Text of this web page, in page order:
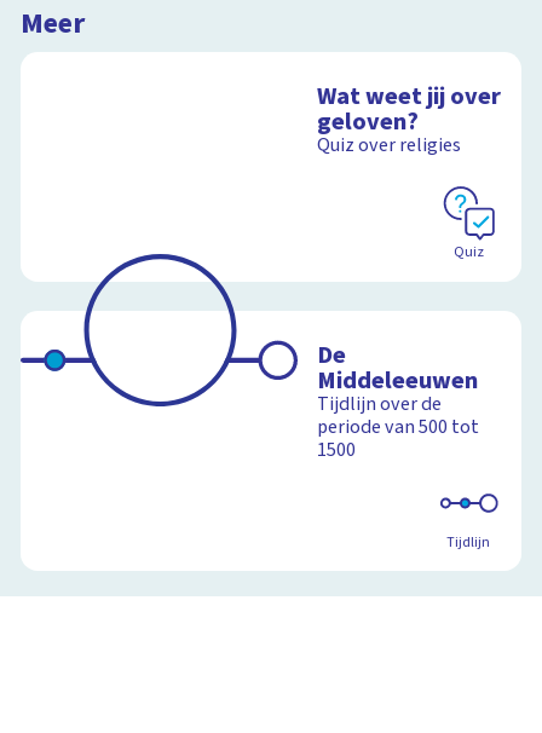
Meer
Wat weet jij over
geloven?
Quiz over religies
Quiz
De
Middeleeuwen
Tijdlijn over de
periode van 500 tot
1500
Tijdlijn